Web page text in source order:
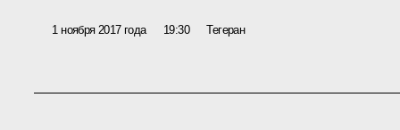
1 ноября 2017 года 19:30 Тегеран